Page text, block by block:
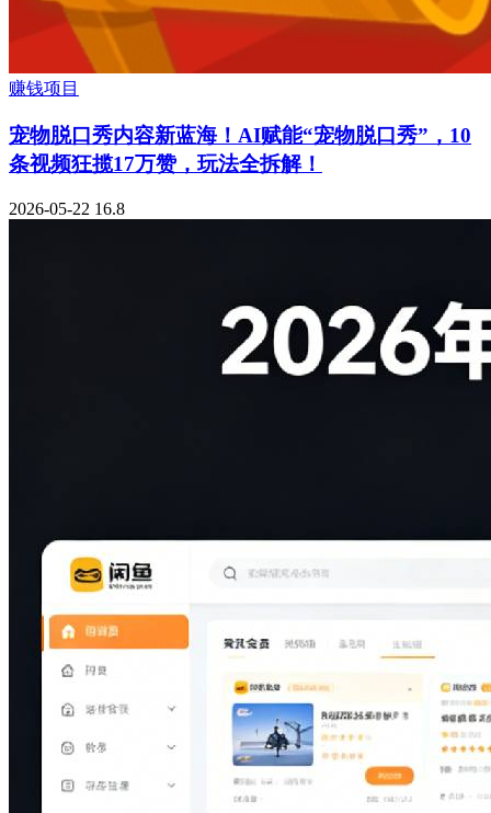
赚钱项目
宠物脱口秀内容新蓝海！AI赋能“宠物脱口秀”，10
条视频狂揽17万赞，玩法全拆解！
2026-05-22 16.8